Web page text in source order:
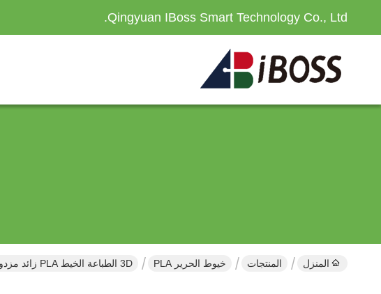
Qingyuan IBoss Smart Technology Co., Ltd.
المنزل المنتجات خيوط الحرير PLA 3D الطباعة الخيط PLA زائد مزدوج وردة الذهب الأحمر 1.75MM 1KG طباعة خيط